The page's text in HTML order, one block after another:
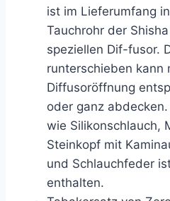
ist im Lieferumfang
Tauchrohr der
speziellen Dif-fusor.
runterschieben kann
Diffusoröffnung
oder ganz
wie Silikonschlauch,
Steinkopf mit
und Schlauchfeder
enthalten.